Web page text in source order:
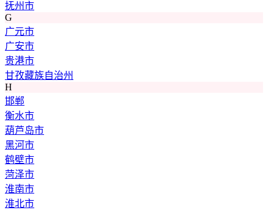
抚州市
G
广元市
广安市
贵港市
甘孜藏族自治州
H
邯郸
衡水市
葫芦岛市
黑河市
鹤壁市
菏泽市
淮南市
淮北市